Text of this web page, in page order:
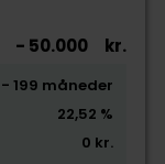
- 50.000 kr.
- 199 måneder
22,52 %
0 kr.